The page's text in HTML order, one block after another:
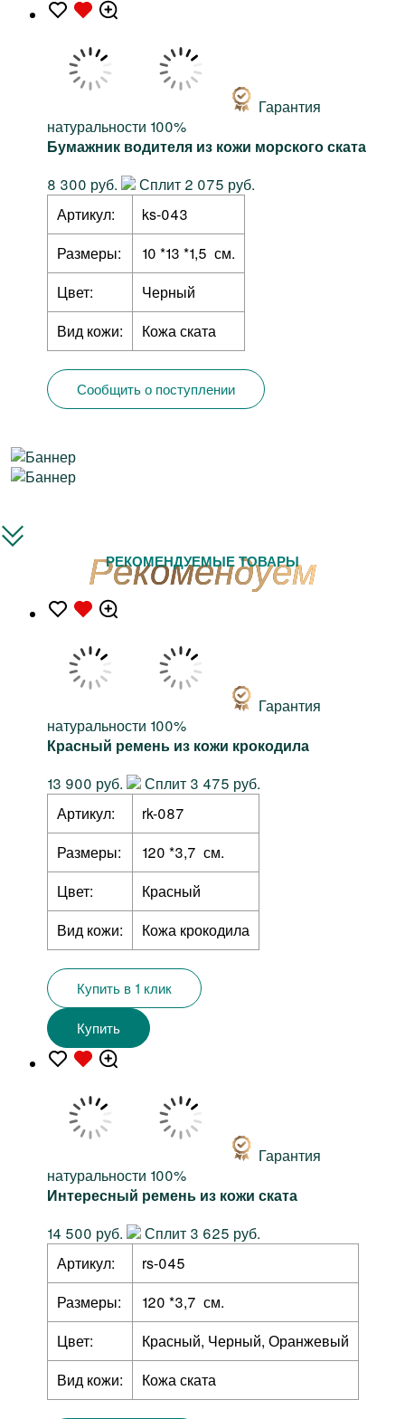
Гарантия
натуральности 100%
Бумажник водителя из кожи морского ската
8 300 руб.
Сплит 2 075 руб.
Артикул:
ks-043
Размеры:
10 *13 *1,5 см.
Цвет:
Черный
Вид кожи:
Кожа ската
Сообщить о поступлении
РЕКОМЕНДУЕМЫЕ ТОВАРЫ
Гарантия
натуральности 100%
Красный ремень из кожи крокодила
13 900 руб.
Сплит 3 475 руб.
Артикул:
rk-087
Размеры:
120 *3,7 см.
Цвет:
Красный
Вид кожи:
Кожа крокодила
Купить в 1 клик
Купить
Гарантия
натуральности 100%
Интересный ремень из кожи ската
14 500 руб.
Сплит 3 625 руб.
Артикул:
rs-045
Размеры:
120 *3,7 см.
Цвет:
Красный, Черный, Оранжевый
Вид кожи:
Кожа ската